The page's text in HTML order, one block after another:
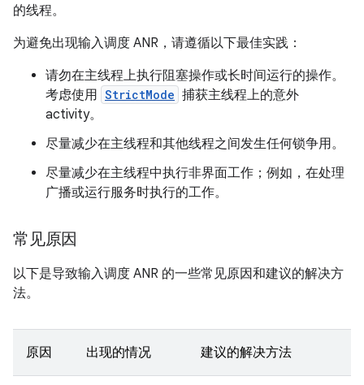
的线程。
为避免出现输入调度 ANR，请遵循以下最佳实践：
请勿在主线程上执行阻塞操作或长时间运行的操作。
考虑使用 StrictMode 捕获主线程上的意外
activity。
尽量减少在主线程和其他线程之间发生任何锁争用。
尽量减少在主线程中执行非界面工作；例如，在处理
广播或运行服务时执行的工作。
常见原因
以下是导致输入调度 ANR 的一些常见原因和建议的解决方
法。
原因 出现的情况 建议的解决方法